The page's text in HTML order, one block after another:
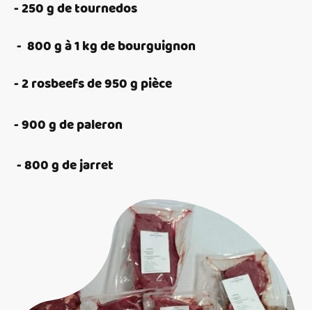
- 250 g de tournedos
- 800 g à 1 kg de bourguignon
- 2 rosbeefs de 950 g pièce
- 900 g de paleron
- 800 g de jarret